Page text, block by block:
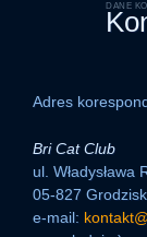
DANE
Adres
Bri Cat Club
ul. Władysława
05-827
e-mail: